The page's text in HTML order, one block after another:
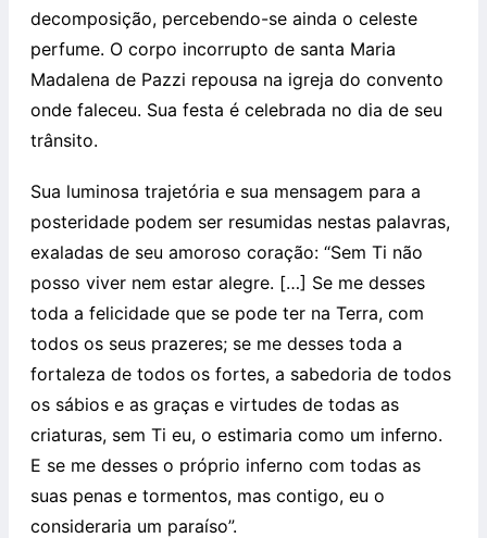
decomposição, percebendo-se ainda o celeste
perfume. O corpo incorrupto de santa Maria
Madalena de Pazzi repousa na igreja do convento
onde faleceu. Sua festa é celebrada no dia de seu
trânsito.
Sua luminosa trajetória e sua mensagem para a
posteridade podem ser resumidas nestas palavras,
exaladas de seu amoroso coração: “Sem Ti não
posso viver nem estar alegre. […] Se me desses
toda a felicidade que se pode ter na Terra, com
todos os seus prazeres; se me desses toda a
fortaleza de todos os fortes, a sabedoria de todos
os sábios e as graças e virtudes de todas as
criaturas, sem Ti eu, o estimaria como um inferno.
E se me desses o próprio inferno com todas as
suas penas e tormentos, mas contigo, eu o
consideraria um paraíso”.